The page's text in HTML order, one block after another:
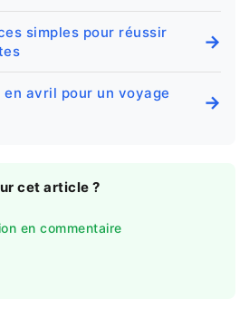
simples pour réussir
→
avril pour un voyage
→
cet article ?
en commentaire